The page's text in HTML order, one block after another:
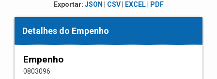
Exportar: JSON CSV| EXCEL| PDF
Detalhes do Empenho
Empenho
0803096